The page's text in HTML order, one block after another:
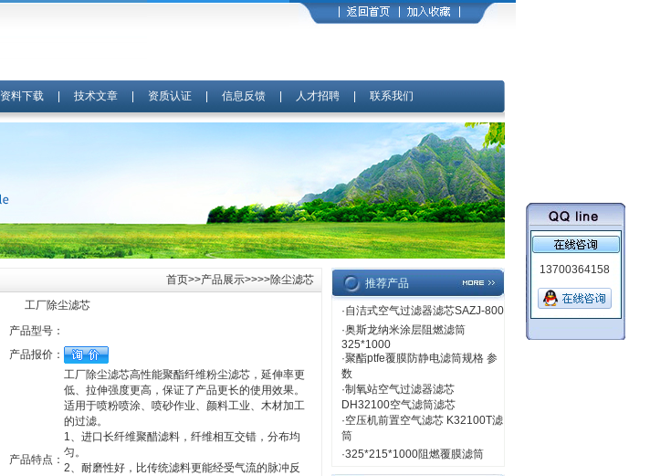
资料下载| 技术文章| 资质认证| 信息反馈| 人才招聘| 联系我们
首页>>产品展示>>>>除尘滤芯
工厂除尘滤芯
产品型号：
产品报价：
产品特点：
工厂除尘滤芯高性能聚酯纤维粉尘滤芯，延伸率更
低、拉伸强度更高，保证了产品更长的使用效果。
适用于喷粉喷涂、喷砂作业、颜料工业、木材加工
的过滤。
1、进口长纤维聚醋滤料，纤维相互交错，分布均
匀。
2、耐磨性好，比传统滤料更能经受气流的脉冲反
推荐产品
·自洁式空气过滤器滤芯SAZJ-800
·奥斯龙纳米涂层阻燃滤筒
325*1000
·聚酯ptfe覆膜防静电滤筒规格 参
数
·制氧站空气过滤器滤芯
DH32100空气滤筒滤芯
·空压机前置空气滤芯 K32100T滤
筒
·325*215*1000阻燃覆膜滤筒
13700364158